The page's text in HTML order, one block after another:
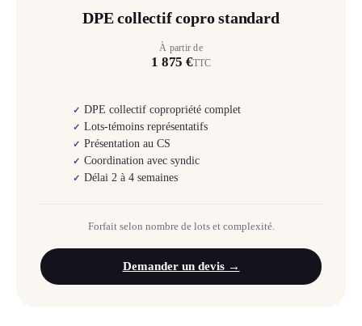
DPE collectif copro standard
À partir de
1 875 €TTC
✓ DPE collectif copropriété complet
✓ Lots-témoins représentatifs
✓ Présentation au CS
✓ Coordination avec syndic
✓ Délai 2 à 4 semaines
Forfait selon nombre de lots et complexité.
Demander un devis →